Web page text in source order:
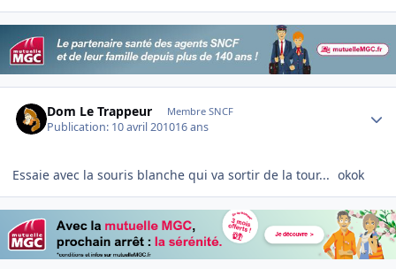
Dom Le Trappeur Membre SNCF
Publication: 10 avril 201016 ans
Essaie avec la souris blanche qui va sortir de la tour... okok